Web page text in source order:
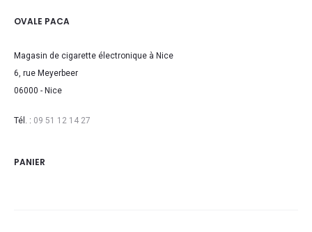
OVALE PACA
Magasin de cigarette électronique à Nice
6, rue Meyerbeer
06000 - Nice
Tél. : 09 51 12 14 27
PANIER